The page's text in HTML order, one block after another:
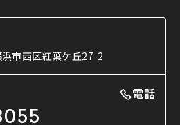
市西区紅葉ケ丘27-2
電話